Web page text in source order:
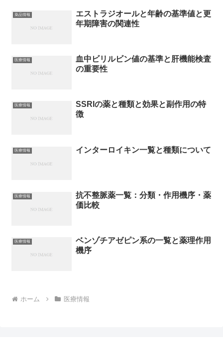
薬品情報
エストラジオールと年齢の基準値と更
年期障害の関連性
医療情報
血中ビリルビン値の基準と肝機能検査
の重要性
医療情報
SSRIの薬と種類と効果と副作用の特
徴
医療情報 インターロイキン一覧と種類について
医療情報
抗不整脈薬一覧：分類・作用機序・薬
価比較
医療情報
ベンゾチアゼピン系の一覧と薬理作用
機序
ホーム 医療情報